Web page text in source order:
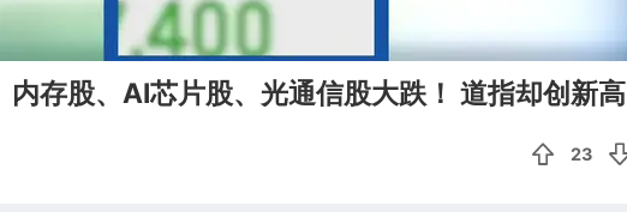
00:13
内存股、AI芯片股、光通信股大跌！ 道指却创新高
23